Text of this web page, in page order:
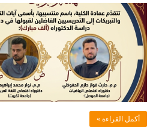
أكمل القراءة »